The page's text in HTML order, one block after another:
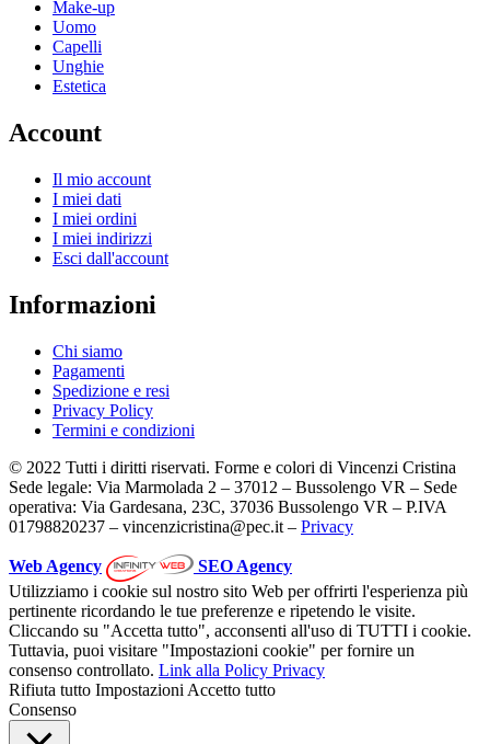
Make-up
Uomo
Capelli
Unghie
Estetica
Account
Il mio account
I miei dati
I miei ordini
I miei indirizzi
Esci dall'account
Informazioni
Chi siamo
Pagamenti
Spedizione e resi
Privacy Policy
Termini e condizioni
© 2022 Tutti i diritti riservati. Forme e colori di Vincenzi Cristina
Sede legale: Via Marmolada 2 – 37012 – Bussolengo VR – Sede
operativa: Via Gardesana, 23C, 37036 Bussolengo VR – P.IVA
01798820237 – vincenzicristina@pec.it – Privacy
Web Agency
SEO Agency
Utilizziamo i cookie sul nostro sito Web per offrirti l'esperienza più
pertinente ricordando le tue preferenze e ripetendo le visite.
Cliccando su "Accetta tutto", acconsenti all'uso di TUTTI i cookie.
Tuttavia, puoi visitare "Impostazioni cookie" per fornire un
consenso controllato. Link alla Policy Privacy
Rifiuta tutto Impostazioni Accetto tutto
Consenso